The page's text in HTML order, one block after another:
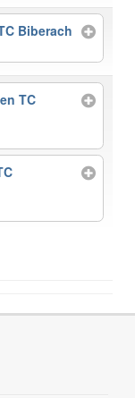
Biberach
TC